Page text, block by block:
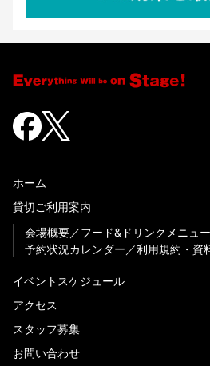
ホーム
貸切ご利用案内
会場概要
フード&ドリンクメニュー
予約状況カレンダー
利用規約・資
イベントスケジュール
アクセス
スタッフ募集
お問い合わせ